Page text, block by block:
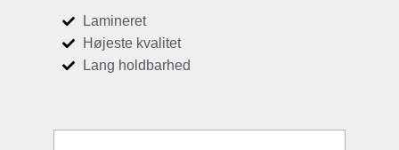
Lamineret
Højeste kvalitet
Lang holdbarhed